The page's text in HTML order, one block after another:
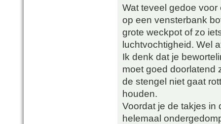
Wat teveel gedoe
op een vensterbank
grote weckpot of zo
luchtvochtigheid. Wel
Ik denk dat je
moet goed doorlatend
de stengel niet gaat
houden.
Voordat je de takjes in
helemaal